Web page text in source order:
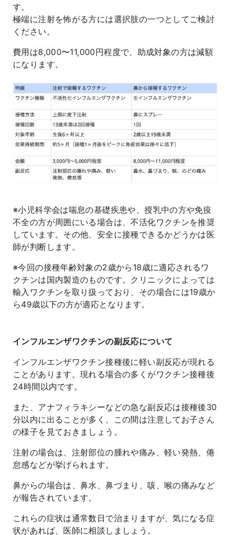
す。
極端に注射を怖がる方には選択肢の一つとしてご検討
ください。
費用は8,000〜11,000円程度で、助成対象の方は減額
になります。
※小児科学会は喘息の基礎疾患や、授乳中の方や免疫
不全の方が周囲にいる場合は、不活化ワクチンを推奨
しています。その他、安全に接種できるかどうかは医
師が判断します。
※今回の接種年齢対象の2歳から18歳に適応されるワ
クチンは国内製造のものです。クリニックによっては
輸入ワクチンを取り扱っており、その場合には19歳か
ら49歳以下の方が適応となります。
インフルエンザワクチンの副反応について
インフルエンザワクチン接種後に軽い副反応が現れる
ことがあります。現れる場合の多くがワクチン接種後
24時間以内です。
また、アナフィラキシーなどの急な副反応は接種後30
分以内に出ることが多く、この間は注意してお子さん
の様子を見ておきましょう。
注射の場合は、注射部位の腫れや痛み、軽い発熱、倦
怠感などが挙げられます。
鼻からの場合は、鼻水、鼻づまり、咳、喉の痛みなど
が報告されています。
これらの症状は通常数日で治まりますが、気になる症
状があれば、医師に相談しましょう。